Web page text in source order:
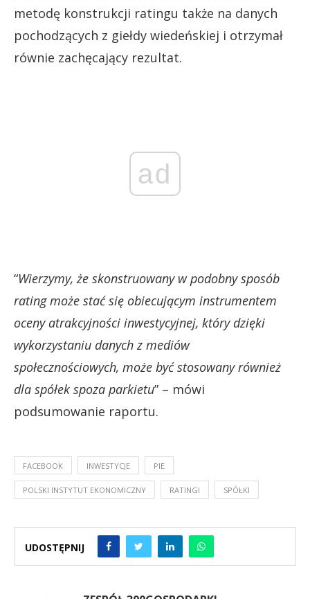
metodę konstrukcji ratingu także na danych
pochodzących z giełdy wiedeńskiej i otrzymał
równie zachęcający rezultat.
ad
“Wierzymy, że skonstruowany w podobny sposób
rating może stać się obiecującym instrumentem
oceny atrakcyjności inwestycyjnej, który dzięki
wykorzystaniu danych z mediów
społecznościowych, może być stosowany również
dla spółek spoza parkietu” – mówi
podsumowanie raportu.
FACEBOOK INWESTYCJE PIE
POLSKI INSTYTUT EKONOMICZNY RATINGI SPÓŁKI
UDOSTĘPNIJ